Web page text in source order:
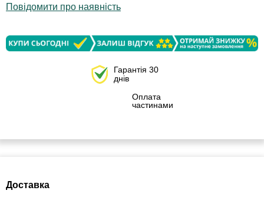
Повідомити про наявність
Гарантія 30
днів
Оплата
частинами
Доставка